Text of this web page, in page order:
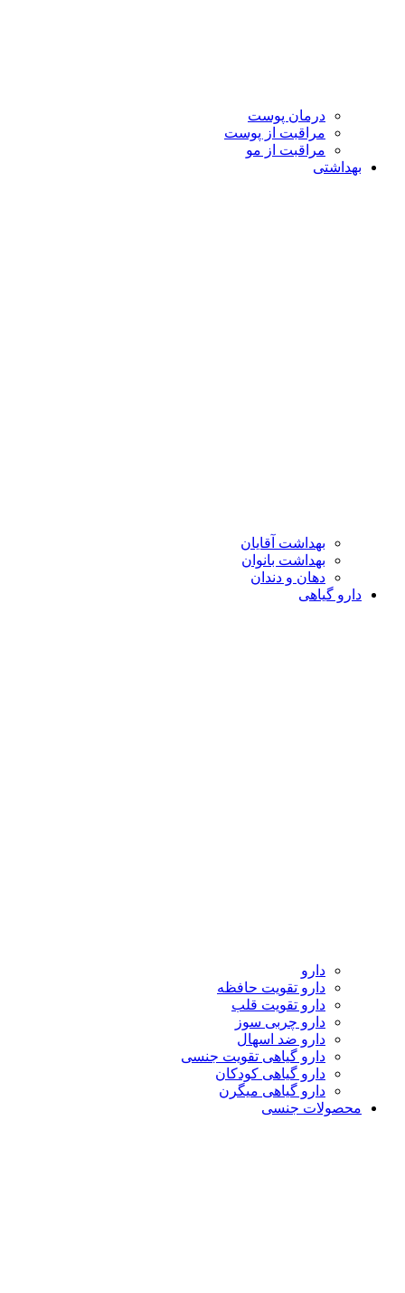
درمان پوست
مراقبت از پوست
مراقبت از مو
بهداشتی
بهداشت آقایان
بهداشت بانوان
دهان و دندان
دارو گیاهی
دارو
دارو تقویت حافظه
دارو تقویت قلب
دارو چربی سوز
دارو ضد اسهال
دارو گیاهی تقویت جنسی
دارو گیاهی کودکان
دارو گیاهی میگرن
محصولات جنسی